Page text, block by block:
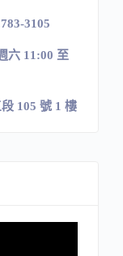
3105
六 11:00 至
105 號 1 樓